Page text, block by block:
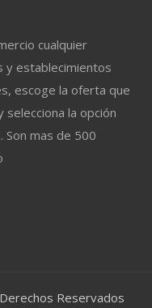
cualquier
y establecimientos
escoge la oferta que
la opción
mas de 500
Reservados